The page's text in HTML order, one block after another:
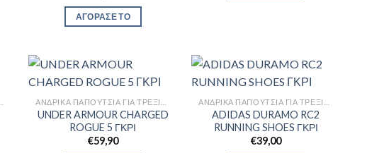
ΑΓΟΡΑΣΕ ΤΟ
UNDER ARMOUR CHARGED
ROGUE 5 ΓΚΡΙ
€59,90
ADIDAS DURAMO RC2
RUNNING SHOES ΓΚΡΙ
€39,00